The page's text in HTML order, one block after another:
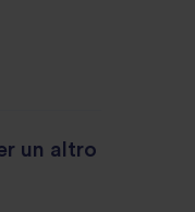
un altro